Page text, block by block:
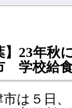
】23年秋
学校給
は５日、